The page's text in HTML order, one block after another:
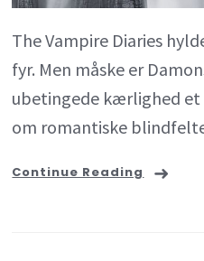
The Vampire Diaries
fyr. Men måske er
ubetingede kærlighed et
om romantiske
Continue Reading